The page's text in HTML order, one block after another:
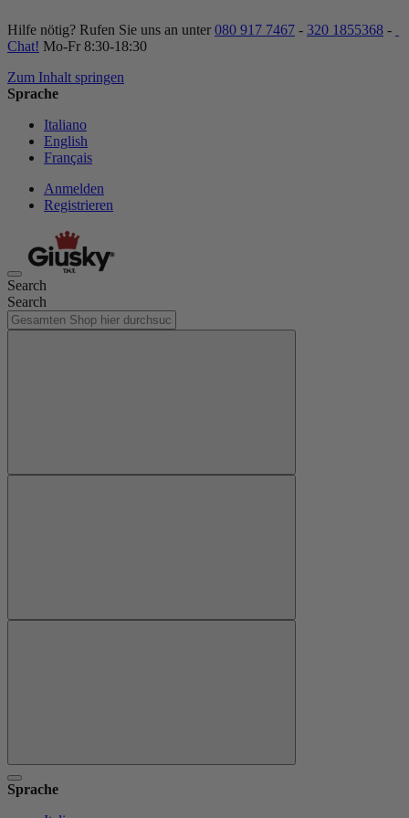
Hilfe nötig? Rufen Sie uns an unter 080 917 7467 - 320 1855368 -
Chat! Mo-Fr 8:30-18:30
Zum Inhalt springen
Sprache
Italiano
English
Français
Anmelden
Registrieren
Search
Search
Sprache